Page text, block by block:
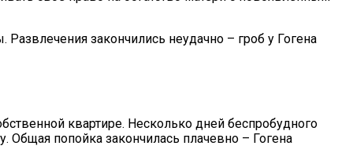
закончились неудачно – гроб у Гогена
квартире. Несколько дней беспробудного
попойка закончилась плачевно – Гогена